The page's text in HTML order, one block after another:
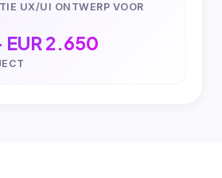
UX/UI ONTWERP VOOR
EUR 2.650